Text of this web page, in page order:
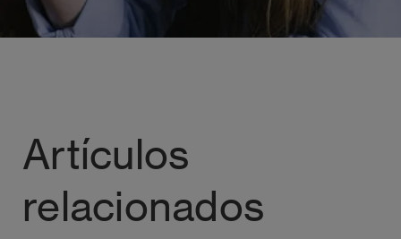
Artículos
relacionados